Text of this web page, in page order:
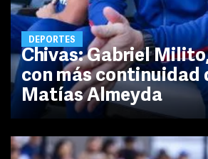
DEPORTES
Chivas: Gabriel
con más continuidad
Matías Almeyda